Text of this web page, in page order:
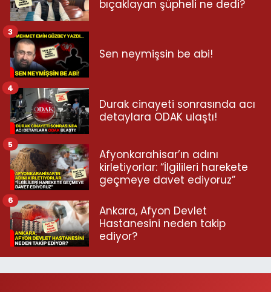
bıçaklayan şüpheli ne dedi?
Sen neymişsin be abi!
3
Durak cinayeti sonrasında acı
detaylara ODAK ulaştı!
4
Afyonkarahisar’ın adını
kirletiyorlar: “İlgilileri harekete
geçmeye davet ediyoruz”
5
Ankara, Afyon Devlet
Hastanesini neden takip
ediyor?
6